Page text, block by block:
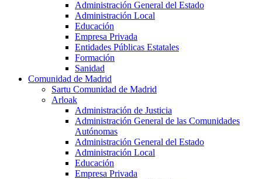
Administración General del Estado
Administración Local
Educación
Empresa Privada
Entidades Públicas Estatales
Formación
Sanidad
Comunidad de Madrid
Sartu Comunidad de Madrid
Arloak
Administración de Justicia
Administración General de las Comunidades
Autónomas
Administración General del Estado
Administración Local
Educación
Empresa Privada